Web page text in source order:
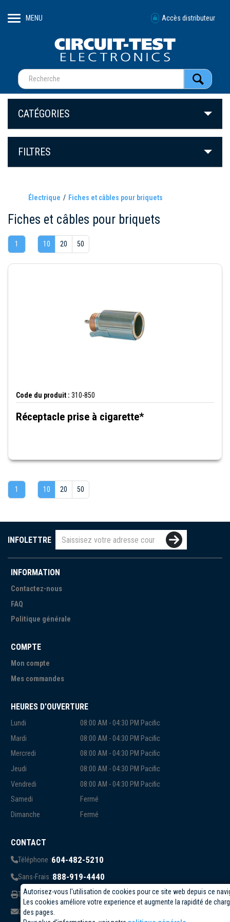
Autorisez-vous l'utilisation de cookies pour ce site web depuis ce
Les cookies améliore votre experience et augmente la rapidité de
des pages.
MENU Accès distributeur
CATÉGORIES
FILTRES
Électrique Fiches et câbles pour briquets
Fiches et câbles pour briquets
1 10 20 50
Code du produit : 310-850
Réceptacle prise à cigarette*
1 10 20 50
INFOLETTRE
INFORMATION
Contactez-nous
FAQ
Politique générale
COMPTE
Mon compte
Mes commandes
HEURES D'OUVERTURE
Lundi
08:00 AM - 04:30 PM Pacific
Mardi
08:00 AM - 04:30 PM Pacific
Mercredi
08:00 AM - 04:30 PM Pacific
Jeudi
08:00 AM - 04:30 PM Pacific
Vendredi
08:00 AM - 04:30 PM Pacific
Samedi
Fermé
Dimanche
Fermé
CONTACT
Téléphone :604-482-5210
Sans-Frais :888-919-4440
Télécopieur:819-823-1006
Courriel:info@circuittest.com